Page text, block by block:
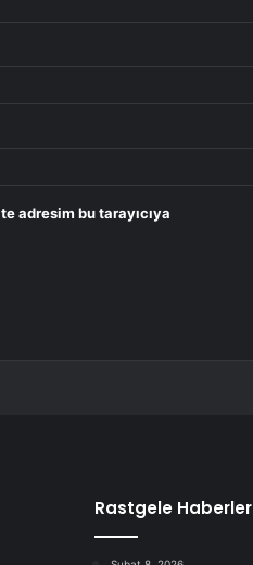
adresim bu tarayıcıya
Rastgele Haberler